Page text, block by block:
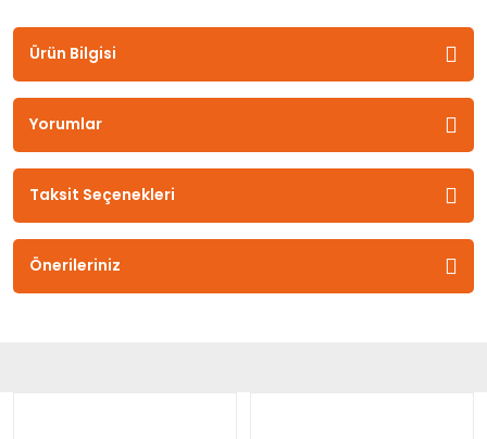
Ürün Bilgisi
Yorumlar
Taksit Seçenekleri
Önerileriniz